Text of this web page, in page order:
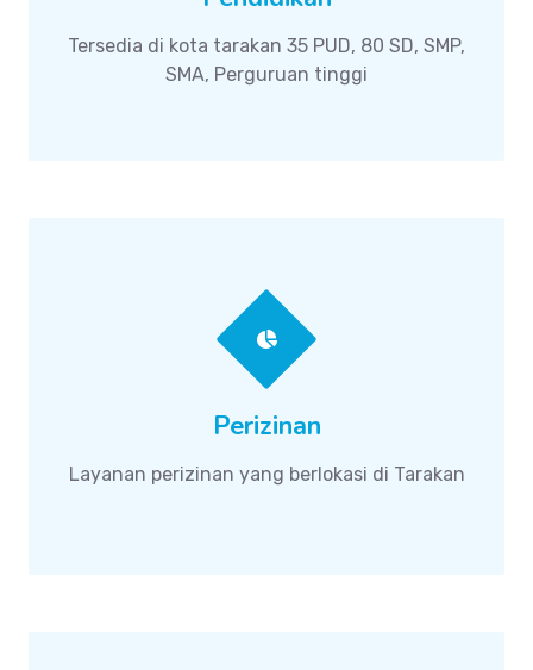
Tersedia di kota tarakan 35 PUD, 80 SD, SMP,
SMA, Perguruan tinggi
Perizinan
Layanan perizinan yang berlokasi di Tarakan